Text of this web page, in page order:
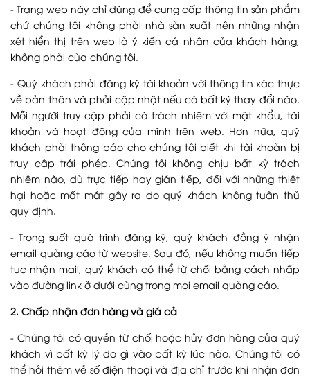
- Trang web này chỉ dùng để cung cấp thông tin sản phẩm
chứ chúng tôi không phải nhà sản xuất nên những nhận
xét hiển thị trên web là ý kiến cá nhân của khách hàng,
không phải của chúng tôi.
- Quý khách phải đăng ký tài khoản với thông tin xác thực
về bản thân và phải cập nhật nếu có bất kỳ thay đổi nào.
Mỗi người truy cập phải có trách nhiệm với mật khẩu, tài
khoản và hoạt động của mình trên web. Hơn nữa, quý
khách phải thông báo cho chúng tôi biết khi tài khoản bị
truy cập trái phép. Chúng tôi không chịu bất kỳ trách
nhiệm nào, dù trực tiếp hay gián tiếp, đối với những thiệt
hại hoặc mất mát gây ra do quý khách không tuân thủ
quy định.
- Trong suốt quá trình đăng ký, quý khách đồng ý nhận
email quảng cáo từ website. Sau đó, nếu không muốn tiếp
tục nhận mail, quý khách có thể từ chối bằng cách nhấp
vào đường link ở dưới cùng trong mọi email quảng cáo.
2. Chấp nhận đơn hàng và giá cả
- Chúng tôi có quyền từ chối hoặc hủy đơn hàng của quý
khách vì bất kỳ lý do gì vào bất kỳ lúc nào. Chúng tôi có
thể hỏi thêm về số điện thoại và địa chỉ trước khi nhận đơn